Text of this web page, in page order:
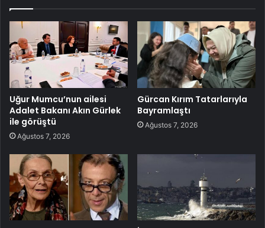
Uğur Mumcu’nun ailesi
Adalet Bakanı Akın Gürlek
ile görüştü
Ağustos 7, 2026
Gürcan Kırım Tatarlarıyla
Bayramlaştı
Ağustos 7, 2026